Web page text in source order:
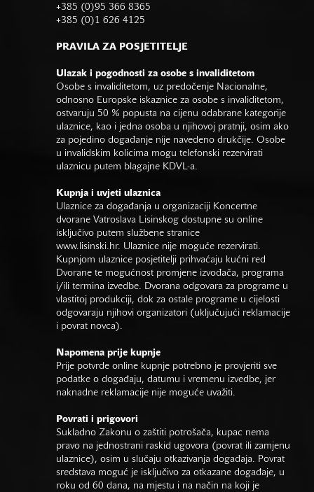
+385 (0)95 366 8365
+385 (0)1 626 4125
PRAVILA ZA POSJETITELJE
Ulazak i pogodnosti za osobe s invaliditetom
Osobe s invaliditetom, uz predočenje Nacionalne,
odnosno Europske iskaznice za osobe s invaliditetom,
ostvaruju 50 % popusta na cijenu odabrane kategorije
ulaznice, kao i jedna osoba u njihovoj pratnji, osim ako
za pojedino događanje nije navedeno drukčije. Osobe
u invalidskim kolicima mogu telefonski rezervirati
ulaznicu putem blagajne KDVL-a.
Kupnja i uvjeti ulaznica
Ulaznice za događanja u organizaciji Koncertne
dvorane Vatroslava Lisinskog dostupne su online
isključivo putem službene stranice
www.lisinski.hr. Ulaznice nije moguće rezervirati.
Kupnjom ulaznice posjetitelji prihvaćaju kućni red
Dvorane te mogućnost promjene izvođača, programa
i/ili termina izvedbe. Dvorana odgovara za programe u
vlastitoj produkciji, dok za ostale programe u cijelosti
odgovaraju njihovi organizatori (uključujući reklamacije
i povrat novca).
Napomena prije kupnje
Prije potvrde online kupnje potrebno je provjeriti sve
podatke o događaju, datumu i vremenu izvedbe, jer
naknadne reklamacije nije moguće uvažiti.
Povrati i prigovori
Sukladno Zakonu o zaštiti potrošača, kupac nema
pravo na jednostrani raskid ugovora (povrat ili zamjenu
ulaznice), osim u slučaju otkazivanja događaja. Povrat
sredstava moguć je isključivo za otkazane događaje, u
roku od 60 dana, na mjestu i na način na koji je